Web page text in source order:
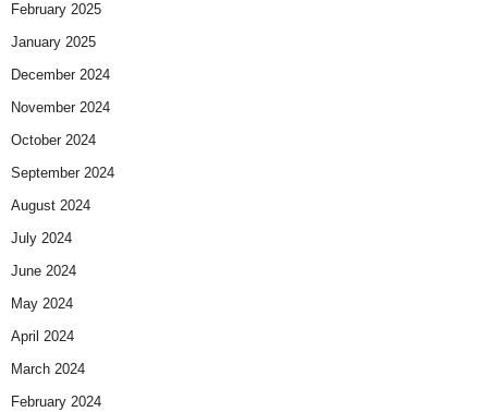
February 2025
January 2025
December 2024
November 2024
October 2024
September 2024
August 2024
July 2024
June 2024
May 2024
April 2024
March 2024
February 2024